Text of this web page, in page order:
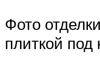
Фото
плиткой под